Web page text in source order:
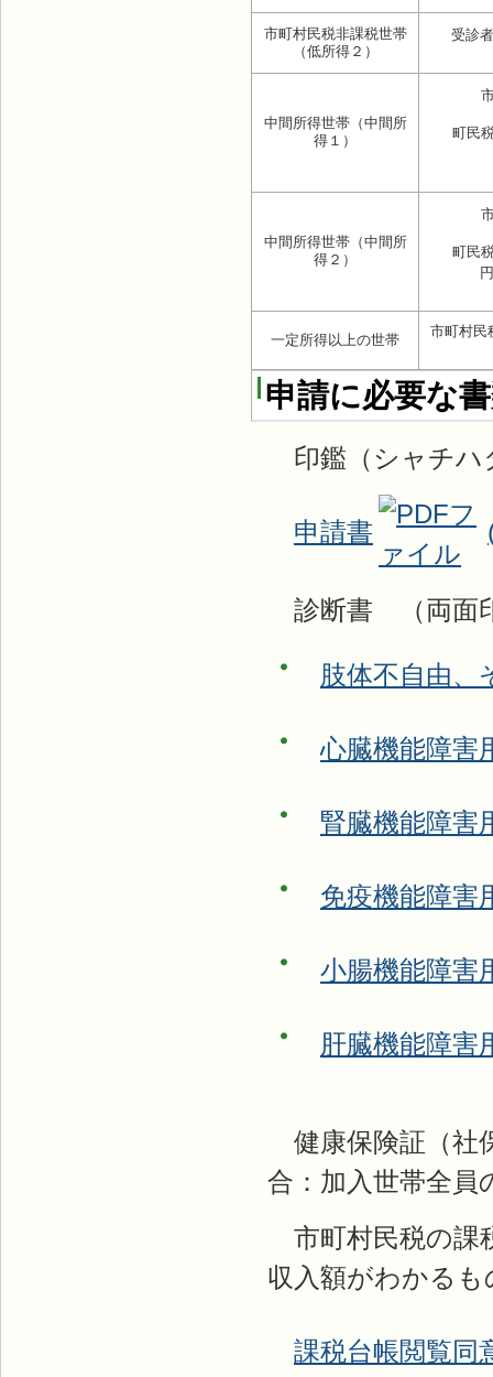
市町村民税非課税世帯
（低所得２）
受診
中間所得世帯（中間所
得１）
町民
中間所得世帯（中間所
得２）
町民
一定所得以上の世帯
市町村民
申請に必要な
印鑑（シャチ
申請書
診断書 （両面
肢体不自由、
心臓機能障害
腎臓機能障害
免疫機能障害
小腸機能障害
肝臓機能障害
健康保険証（社
合：加入世帯全員
市町村民税の課
収入額がわかる
課税台帳閲覧同